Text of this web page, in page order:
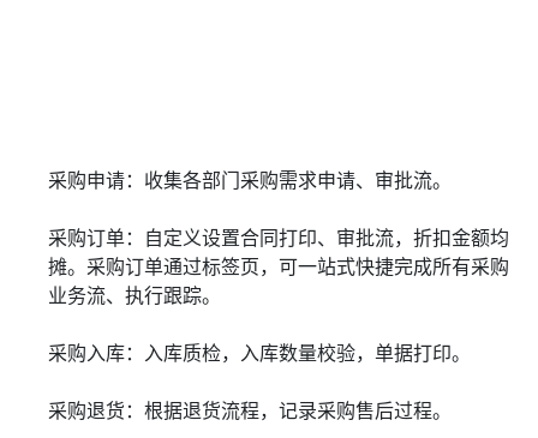
采购申请：收集各部门采购需求申请、审批流。
采购订单：自定义设置合同打印、审批流，折扣金额均
摊。采购订单通过标签页，可一站式快捷完成所有采购
业务流、执行跟踪。
采购入库：入库质检，入库数量校验，单据打印。
采购退货：根据退货流程，记录采购售后过程。